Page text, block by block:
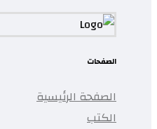
الصفحات
الصفحة الرئيسية
الكتب